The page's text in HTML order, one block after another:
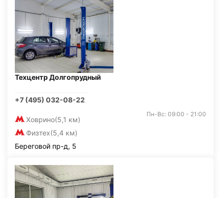
Техцентр Долгопрудный
+7 (495) 032-08-22
Ховрино(5,1 км)
Физтех(5,4 км)
Пн-Вс: 09:00 - 21:00
Береговой пр-д, 5